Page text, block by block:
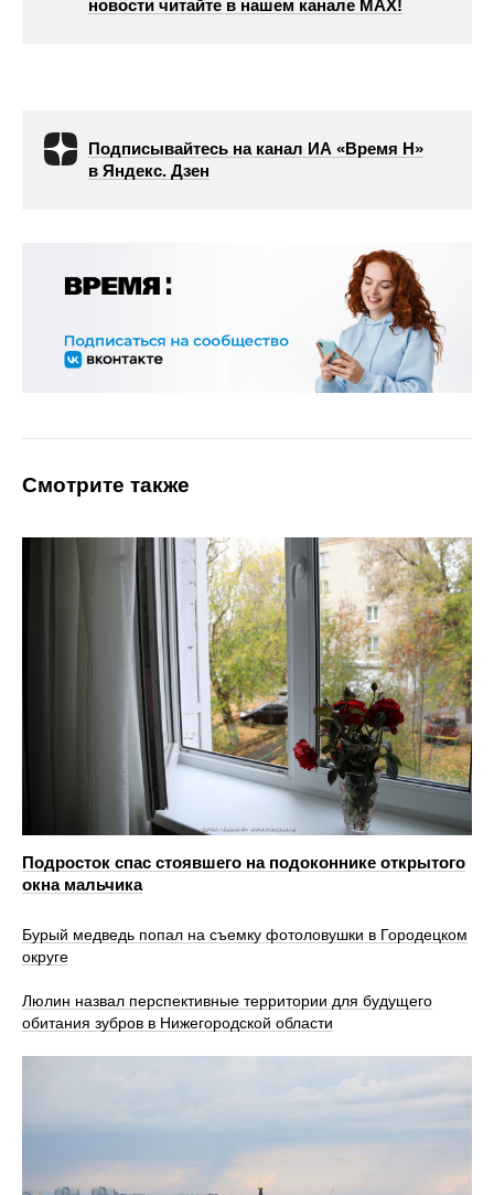
новости читайте в нашем канале МАХ!
Подписывайтесь на канал ИА «Время Н»
в Яндекс. Дзен
Смотрите также
Подросток спас стоявшего на подоконнике открытого
окна мальчика
Бурый медведь попал на съемку фотоловушки в Городецком
округе
Люлин назвал перспективные территории для будущего
обитания зубров в Нижегородской области